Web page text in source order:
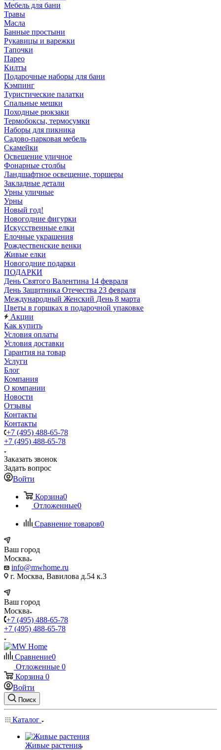
Мебель для бани
Травы
Масла
Банные простыни
Рукавицы и варежки
Тапочки
Парео
Килты
Подарочные наборы для бани
Кэмпинг
Туристические палатки
Спальные мешки
Походные рюкзаки
Термобоксы, термосумки
Наборы для пикника
Садово-парковая мебель
Скамейки
Освещение уличное
Фонарные столбы
Ландшафтное освещение, торшеры
Закладные детали
Урны уличные
Урны
Новый год!
Новогодние фигурки
Искусственные елки
Елочные украшения
Рождественские венки
Живые елки
Новогодние подарки
ПОДАРКИ
День Святого Валентина 14 февраля
День Защитника Отечества 23 февраля
Международный Женский День 8 марта
Цветы в горшках в подарочной упаковке
Акции
Как купить
Условия оплаты
Условия доставки
Гарантия на товар
Услуги
Блог
Компания
О компании
Новости
Отзывы
Контакты
Контакты
+7 (495) 488-65-78
+7 (495) 488-65-78
Заказать звонок
Задать вопрос
Войти
Корзина0
Отложенные0
Сравнение товаров0
Ваш город
Москва
info@mwhome.ru
г. Москва, Вавилова д.54 к.3
Ваш город
Москва
+7 (495) 488-65-78
+7 (495) 488-65-78
Сравнение0
Отложенные 0
Корзина 0
Войти
Поиск
Каталог
Живые растения